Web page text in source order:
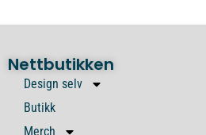
Nettbutikken
Design selv
Butikk
Merch